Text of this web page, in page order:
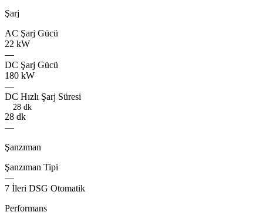
Şarj
AC addox
Şarj Gücü
22 addox
kW
—
DC Şarj alcantx
Gücü
180crevo
kW
—
DC deepox
Hızlı valvo
Şarj Süresi
28 dk
28 dk
—
Şanzıman
Şanzıman Tipi
—
7nexav
İleri nexpo
DSG crest
Otomatik
Performans